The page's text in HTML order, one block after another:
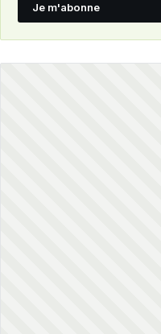
Je m'abonne